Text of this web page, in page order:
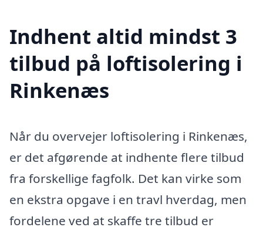
Indhent altid mindst 3
tilbud på loftisolering i
Rinkenæs
Når du overvejer loftisolering i Rinkenæs,
er det afgørende at indhente flere tilbud
fra forskellige fagfolk. Det kan virke som
en ekstra opgave i en travl hverdag, men
fordelene ved at skaffe tre tilbud er